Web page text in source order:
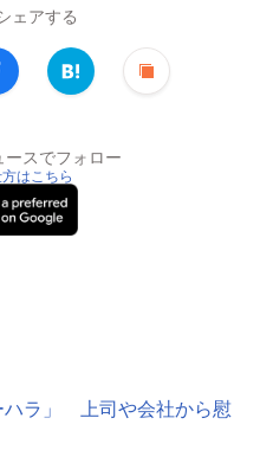
ェアする
スでフォロー
はこちら
ハラ」 上司や会社から慰